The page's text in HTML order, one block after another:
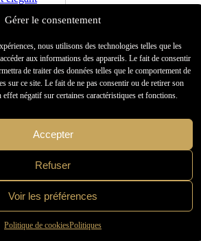
Gérer le consentement
nous utilisons des technologies telles que les
aux informations des appareils. Le fait de consentir
de traiter des données telles que le comportement de
sur ce site. Le fait de ne pas consentir ou de retirer son
négatif sur certaines caractéristiques et fonctions.
Accepter
Refuser
Voir les préférences
Politique de cookiesPolitiques
ARZ Steel
chaîne en
28"